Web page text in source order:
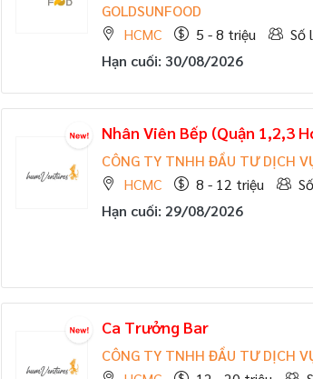
GOLDSUNFOOD
HCMC
5 - 8 triệu
Số
Hạn cuối: 30/08/2026
Nhân Viên Bếp (Quận 1,2,3
CÔNG TY TNHH ĐẦU TƯ DỊCH
HCMC
8 - 12 triệu
Hạn cuối: 29/08/2026
Ca Trưởng Bar
CÔNG TY TNHH ĐẦU TƯ DỊCH